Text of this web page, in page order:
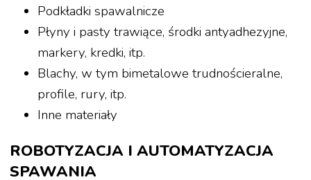
Podkładki spawalnicze
Płyny i pasty trawiące, środki antyadhezyjne,
markery, kredki, itp.
Blachy, w tym bimetalowe trudnościeralne,
profile, rury, itp.
Inne materiały
ROBOTYZACJA I AUTOMATYZACJA
SPAWANIA